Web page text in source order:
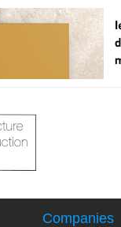
Companies